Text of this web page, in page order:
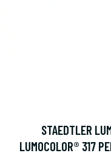
STAEDTLER
LUMOCOLOR® 317